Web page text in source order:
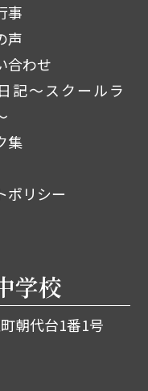
事
声
合わせ
記～スクールラ
集
ポリシー
学校
朝代台1番1号